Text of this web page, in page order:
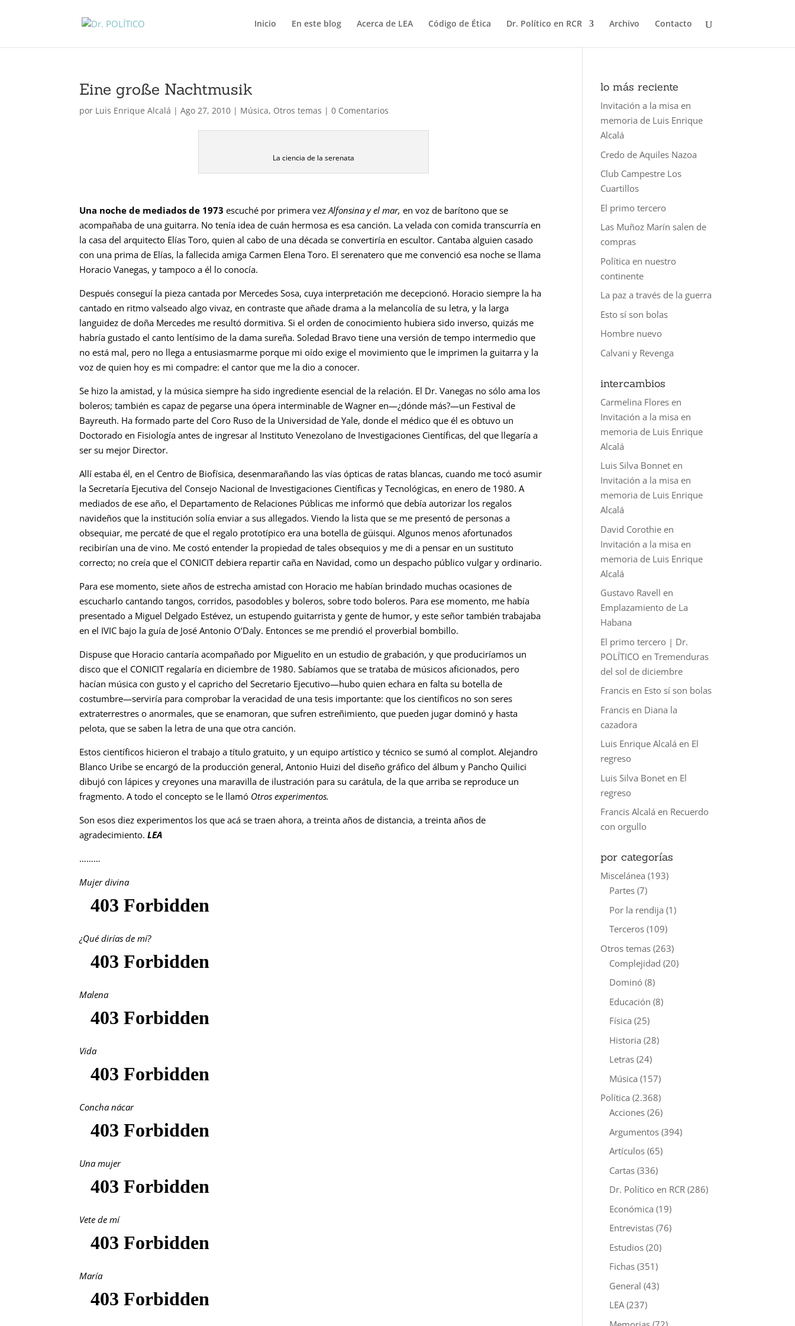
Inicio En este blog Acerca de LEA Código de Ética Dr. Político en RCR Archivo Contacto
Eine große Nachtmusik
por Luis Enrique Alcalá |Ago 27, 2010 | Música, Otros temas |0 Comentarios
La ciencia de la serenata
Una noche de mediados de 1973 escuché por primera vezAlfonsina y el mar, en voz de barítono que se
acompañaba de una guitarra. No tenía idea de cuán hermosa es esa canción. La velada con comida transcurría en
la casa del arquitecto Elías Toro, quien al cabo de una década se convertiría en escultor. Cantaba alguien casado
con una prima de Elías, la fallecida amiga Carmen Elena Toro. El serenatero que me convenció esa noche se llama
Horacio Vanegas, y tampoco a él lo conocía.
Después conseguí la pieza cantada por Mercedes Sosa, cuya interpretación me decepcionó. Horacio siempre la ha
cantado en ritmo valseado algo vivaz, en contraste que añade drama a la melancolía de su letra, y la larga
languidez de doña Mercedes me resultó dormitiva. Si el orden de conocimiento hubiera sido inverso, quizás me
habría gustado el canto lentísimo de la dama sureña. Soledad Bravo tiene una versión de tempo intermedio que
no está mal, pero no llega a entusiasmarme porque mi oído exige el movimiento que le imprimen la guitarra y la
voz de quien hoy es mi compadre: el cantor que me la dio a conocer.
Se hizo la amistad, y la música siempre ha sido ingrediente esencial de la relación. El Dr. Vanegas no sólo ama los
boleros; también es capaz de pegarse una ópera interminable de Wagner en—¿dónde más?—un Festival de
Bayreuth. Ha formado parte del Coro Ruso de la Universidad de Yale, donde el médico que él es obtuvo un
Doctorado en Fisiología antes de ingresar al Instituto Venezolano de Investigaciones Científicas, del que llegaría a
ser su mejor Director.
Allí estaba él, en el Centro de Biofísica, desenmarañando las vías ópticas de ratas blancas, cuando me tocó asumir
la Secretaría Ejecutiva del Consejo Nacional de Investigaciones Científicas y Tecnológicas, en enero de 1980. A
mediados de ese año, el Departamento de Relaciones Públicas me informó que debía autorizar los regalos
navideños que la institución solía enviar a sus allegados. Viendo la lista que se me presentó de personas a
obsequiar, me percaté de que el regalo prototípico era una botella de güisqui. Algunos menos afortunados
recibirían una de vino. Me costó entender la propiedad de tales obsequios y me di a pensar en un sustituto
correcto; no creía que el CONICIT debiera repartir caña en Navidad, como un despacho público vulgar y ordinario.
Para ese momento, siete años de estrecha amistad con Horacio me habían brindado muchas ocasiones de
escucharlo cantando tangos, corridos, pasodobles y boleros, sobre todo boleros. Para ese momento, me había
presentado a Miguel Delgado Estévez, un estupendo guitarrista y gente de humor, y este señor también trabajaba
en el IVIC bajo la guía de José Antonio O’Daly. Entonces se me prendió el proverbial bombillo.
Dispuse que Horacio cantaría acompañado por Miguelito en un estudio de grabación, y que produciríamos un
disco que el CONICIT regalaría en diciembre de 1980. Sabíamos que se trataba de músicos aficionados, pero
hacían música con gusto y el capricho del Secretario Ejecutivo—hubo quien echara en falta su botella de
costumbre—serviría para comprobar la veracidad de una tesis importante: que los científicos no son seres
extraterrestres o anormales, que se enamoran, que sufren estreñimiento, que pueden jugar dominó y hasta
pelota, que se saben la letra de una que otra canción.
Estos científicos hicieron el trabajo a título gratuito, y un equipo artístico y técnico se sumó al complot. Alejandro
Blanco Uribe se encargó de la producción general, Antonio Huizi del diseño gráfico del álbum y Pancho Quilici
dibujó con lápices y creyones una maravilla de ilustración para su carátula, de la que arriba se reproduce un
fragmento. A todo el concepto se le llamó Otros experimentos.
Son esos diez experimentos los que acá se traen ahora, a treinta años de distancia, a treinta años de
agradecimiento.LEA
………
Mujer divina
¿Qué dirías de mí?
Malena
Vida
Concha nácar
Una mujer
Vete de mí
María
lo más reciente
Invitación a la misa en
memoria de Luis Enrique
Alcalá
Credo de Aquiles Nazoa
Club Campestre Los
Cuartillos
El primo tercero
Las Muñoz Marín salen de
compras
Política en nuestro
continente
La paz a través de la guerra
Esto sí son bolas
Hombre nuevo
Calvani y Revenga
intercambios
Carmelina Flores en
Invitación a la misa en
memoria de Luis Enrique
Alcalá
Luis Silva Bonnet en
Invitación a la misa en
memoria de Luis Enrique
Alcalá
David Corothie en
Invitación a la misa en
memoria de Luis Enrique
Alcalá
Gustavo Ravell en
Emplazamiento de La
Habana
El primo tercero | Dr.
POLÍTICO enTremenduras
del sol de diciembre
Francis en Esto sí son bolas
Francis en Diana la
cazadora
Luis Enrique Alcalá en El
regreso
Luis Silva Bonet en El
regreso
Francis Alcalá en Recuerdo
con orgullo
por categorías
Miscelánea (193)
Partes (7)
Por la rendija (1)
Terceros (109)
Otros temas (263)
Complejidad (20)
Dominó (8)
Educación (8)
Física (25)
Historia (28)
Letras (24)
Música (157)
Política (2.368)
Acciones (26)
Argumentos (394)
Artículos (65)
Cartas (336)
Dr. Político en RCR (286)
Económica (19)
Entrevistas (76)
Estudios (20)
Fichas (351)
General (43)
LEA(237)